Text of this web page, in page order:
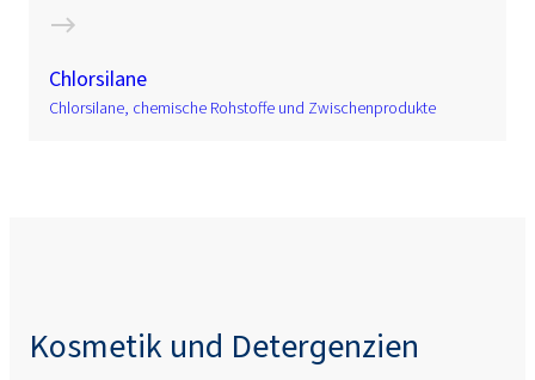
Chlorsilane
Chlorsilane, chemische Rohstoffe und Zwischenprodukte
Kosmetik und Detergenzien